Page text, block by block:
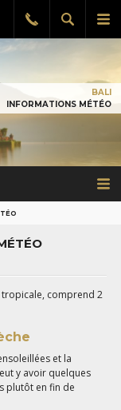
le
Afficher
la
Rappel
gratuit
BALI
INFORMATIONS MÉTÉO
tropicale, comprend 2
et la
y avoir quelques
plutôt en fin de